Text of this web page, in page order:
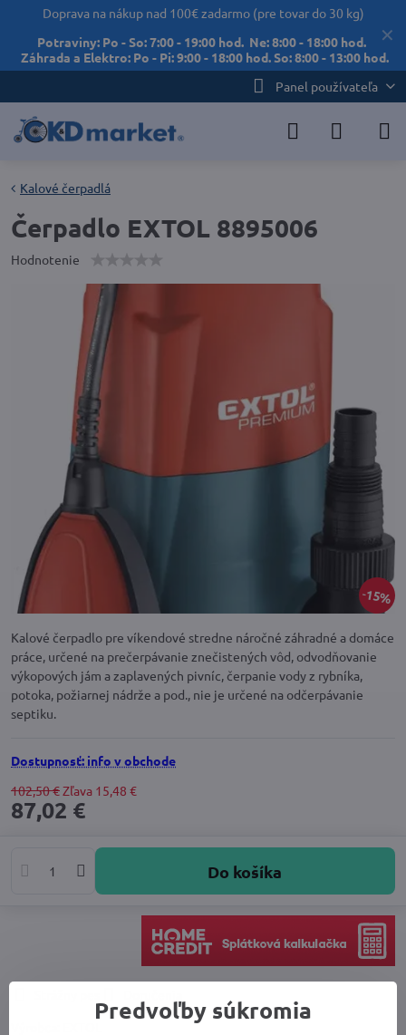
✕
Doprava na nákup nad 100€ zadarmo (pre tovar do 30 kg)
Potraviny: Po - So: 7:00 - 19:00 hod. Ne: 8:00 - 18:00 hod.
Záhrada a Elektro: Po - Pi: 9:00 - 18:00 hod. So: 8:00 - 13:00 hod.
Panel používateľa
15%
Kalové čerpadlá
Čerpadlo EXTOL 8895006
Hodnotenie
Kalové čerpadlo pre víkendové stredne náročné záhradné a domáce
práce, určené na prečerpávanie znečistených vôd, odvodňovanie
výkopových jám a zaplavených pivníc, čerpanie vody z rybníka,
potoka, požiarnej nádrže a pod., nie je určené na odčerpávanie
septiku.
Dostupnosť: info v obchode
102,50 €Zľava 15,48 €
87,02 €
Do košíka
Predvoľby súkromia